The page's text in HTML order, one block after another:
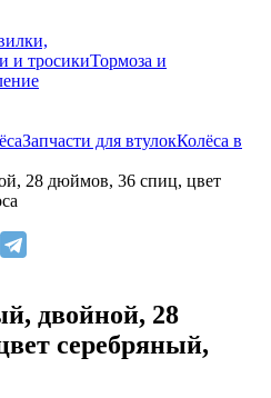
и тросикиТормоза и
Запчасти для втулокКолёса в
28 дюймов, 36 спиц, цвет
двойной, 28
серебряный,